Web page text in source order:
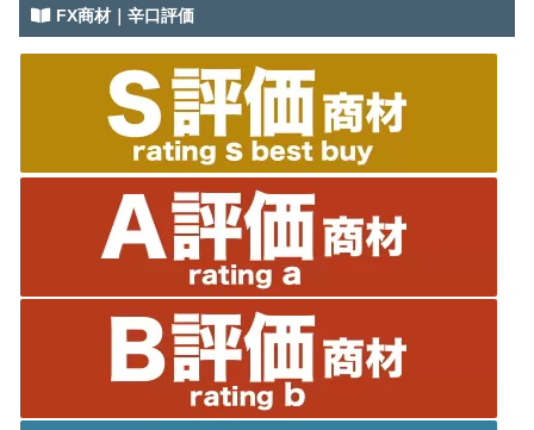
FX商材｜辛口評価